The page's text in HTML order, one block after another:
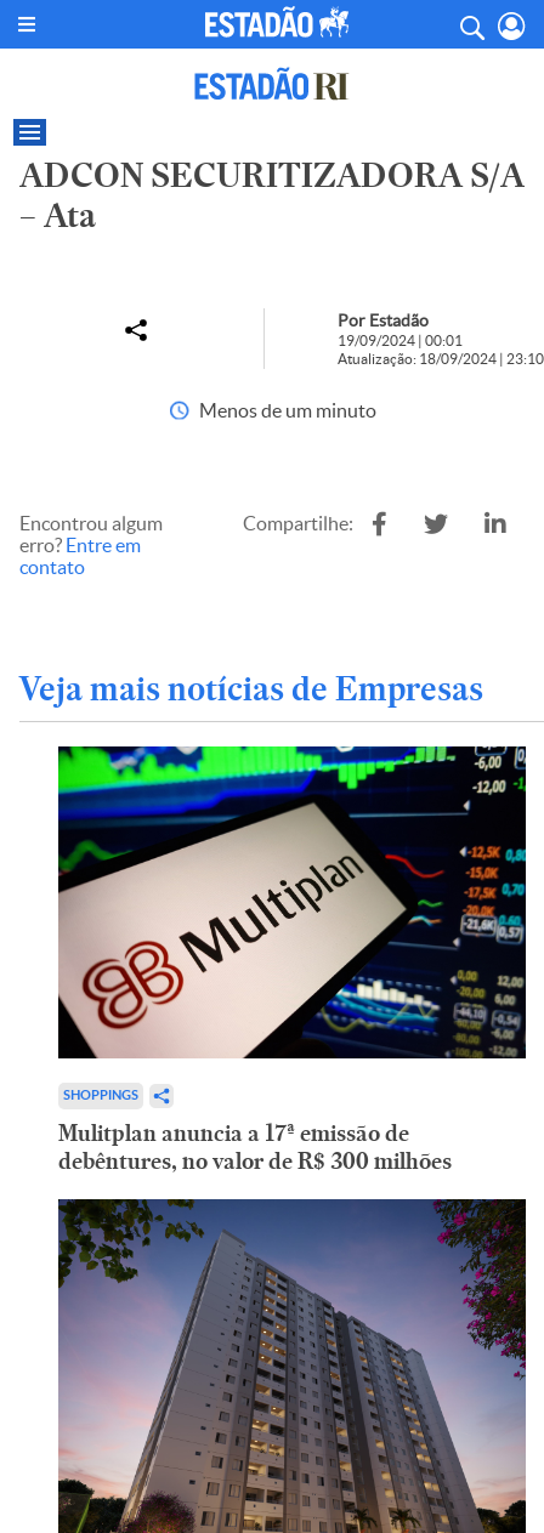
ADCON SECURITIZADORA S/A
– Ata
Por Estadão
19/09/2024 | 00:01
Atualização: 18/09/2024 | 23:10
Menos de um minuto
Encontrou algum
erro? Entre em
contato
Compartilhe:
Veja mais notícias de Empresas
SHOPPINGS
Mulitplan anuncia a 17ª emissão de
debêntures, no valor de R$ 300 milhões